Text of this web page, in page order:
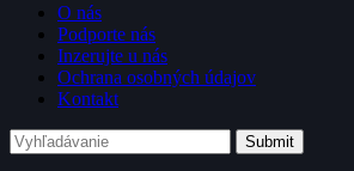
O nás
Podporte nás
Inzerujte u nás
Ochrana osobných údajov
Kontakt
Submit